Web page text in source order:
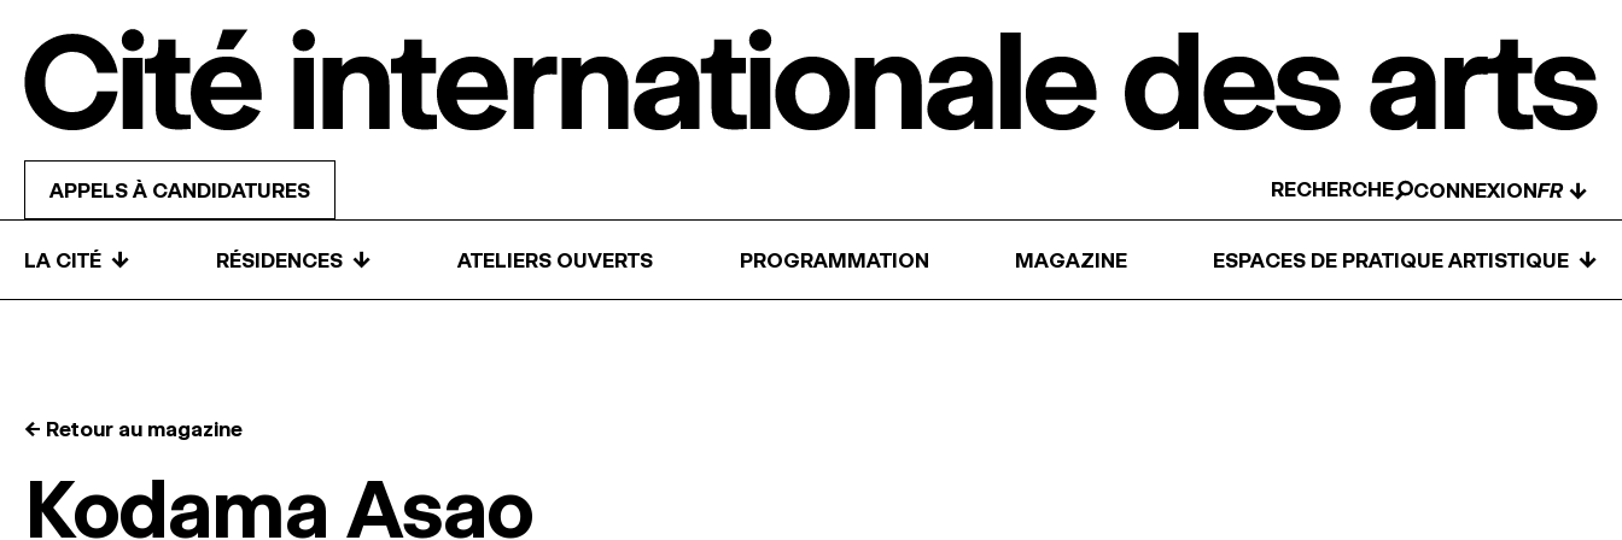
APPELS À CANDIDATURES RECHERCHE CONNEXION ↓
LA CITÉ ↓ RÉSIDENCES ↓ ATELIERS OUVERTS PROGRAMMATION MAGAZINE ESPACES DE PRATIQUE ARTISTIQUE ↓
← Retour au magazine
Kodama Asao